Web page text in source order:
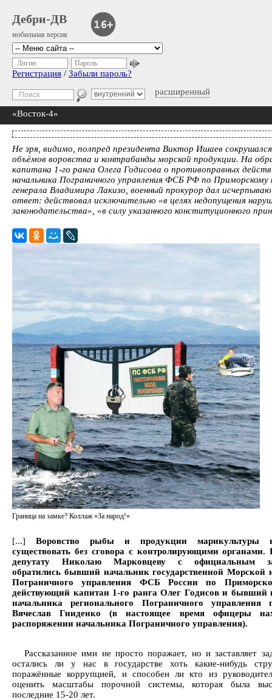
Дебри-ДВ
мобильная версия
расширенный
Логин Пароль
Регистрация / Забыли пароль?
«Восток-4»
Не зря, видимо, полпред президента Виктор Ишаев
объёмов воровства и контрабанды морской продукции. На
капитана 1-го ранга Олега Годисова о противоправных
начальника Пограничного управления ФСБ РФ по Приморскому
генерала Владимира Лакизо, военный прокурор дал
ответ: действовал исключительно «в целях недопущения
законодательства», «в силу указанного конституционного
Граница на замке? Коллаж «За народ!»
[...] Воровство рыбы и продукции марикультуры
существовать без сговора с контролирующими
депутату Николаю Марковцеву с официальным
обратились бывший начальник государственной Морской
Пограничного управления ФСБ России по
действующий капитан 1-го ранга Олег Годисов и
начальника регионального Пограничного управления
Вячеслав Гниденко (в настоящее время офицеры
распоряжении начальника Пограничного управления).
Рассказанное ими не просто поражает, но и заставляет
остались ли у нас в государстве хоть какие-нибудь
поражённые коррупцией, и способен ли кто из
оценить масштабы порочной системы, которая была
последние 15-20 лет.